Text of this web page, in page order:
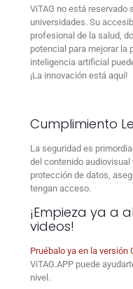
ViTAG no está reservado
universidades. Su
profesional de la salud,
potencial para mejorar la
inteligencia artificial
¡La innovación está aquí!
Cumplimiento
La seguridad es
del contenido
protección de datos,
tengan acceso.
¡Empieza ya a
videos!
Pruébalo ya en la versión
ViTAG.APP puede
nivel.